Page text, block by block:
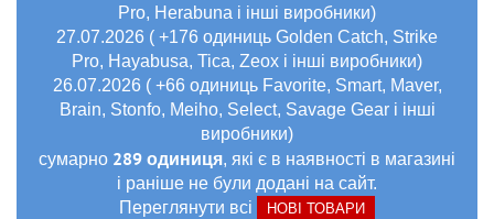
Pro, Herabuna і інші виробники)
27.07.2026 ( +176 одиниць Golden Catch, Strike
Pro, Hayabusa, Tica, Zeox і інші виробники)
26.07.2026 ( +66 одиниць Favorite, Smart, Maver,
Brain, Stonfo, Meiho, Select, Savage Gear і інші
виробники)
сумарно 289 одиниця, які є в наявності в магазині
і раніше не були додані на сайт.
Переглянути всі
НОВІ ТОВАРИ